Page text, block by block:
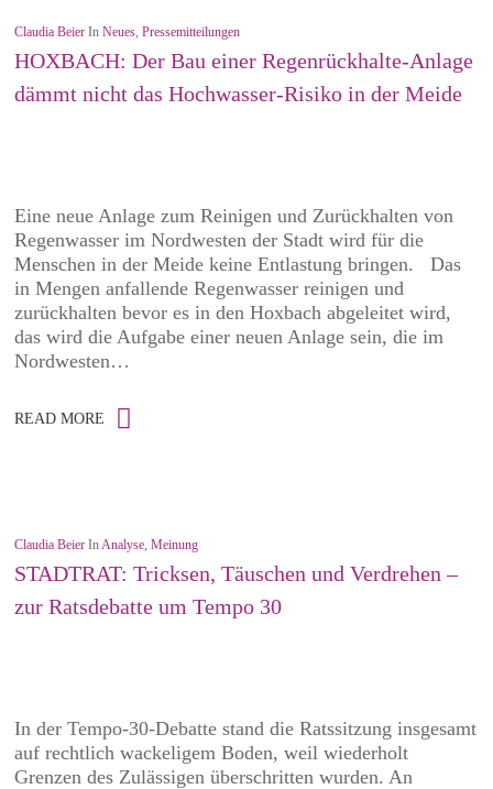
Claudia Beier InNeues,Pressemitteilungen
HOXBACH: Der Bau einer Regenrückhalte-Anlage
dämmt nicht das Hochwasser-Risiko in der Meide
Eine neue Anlage zum Reinigen und Zurückhalten von
Regenwasser im Nordwesten der Stadt wird für die
Menschen in der Meide keine Entlastung bringen. Das
in Mengen anfallende Regenwasser reinigen und
zurückhalten bevor es in den Hoxbach abgeleitet wird,
das wird die Aufgabe einer neuen Anlage sein, die im
Nordwesten…
READ MORE
Claudia Beier InAnalyse,Meinung
STADTRAT: Tricksen, Täuschen und Verdrehen –
zur Ratsdebatte um Tempo 30
In der Tempo-30-Debatte stand die Ratssitzung insgesamt
auf rechtlich wackeligem Boden, weil wiederholt
Grenzen des Zulässigen überschritten wurden. An